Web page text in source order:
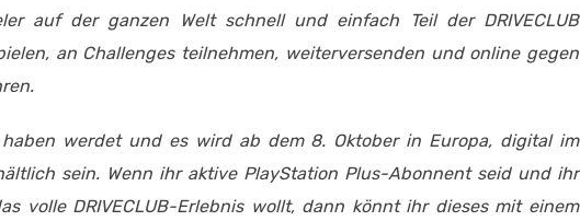
auf der ganzen Welt schnell und einfach Teil der DRIVECLUB
an Challenges teilnehmen, weiterversenden und online gegen
werdet und es wird ab dem 8. Oktober in Europa, digital im
sein. Wenn ihr aktive PlayStation Plus-Abonnent seid und ihr
volle DRIVECLUB-Erlebnis wollt, dann könnt ihr dieses mit einem